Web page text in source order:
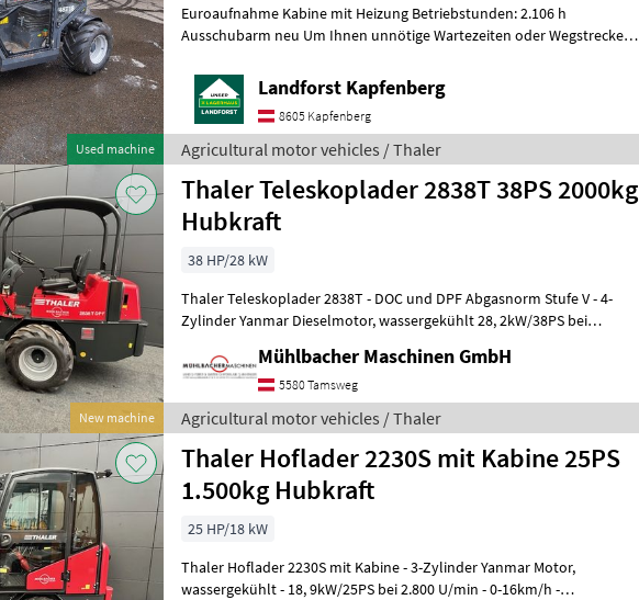
Used machine
Euroaufnahme Kabine mit Heizung Betriebstunden: 2.106 h
Ausschubarm neu Um Ihnen unnötige Wartezeiten oder Wegstrecken
Landforst Kapfenberg
8605 Kapfenberg
Agricultural motor vehicles / Thaler
New machine
Thaler Teleskoplader 2838T 38PS 2000kg
Hubkraft
38 HP/28 kW
Thaler Teleskoplader 2838T - DOC und DPF Abgasnorm Stufe V - 4-
Zylinder Yanmar Dieselmotor, wassergekühlt 28, 2kW/38PS bei
Mühlbacher Maschinen GmbH
5580 Tamsweg
Agricultural motor vehicles / Thaler
Thaler Hoflader 2230S mit Kabine 25PS
1.500kg Hubkraft
25 HP/18 kW
Thaler Hoflader 2230S mit Kabine - 3-Zylinder Yanmar Motor,
wassergekühlt - 18, 9kW/25PS bei 2.800 U/min - 0-16km/h -